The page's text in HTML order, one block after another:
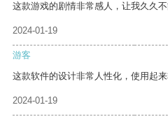
这款游戏的剧情非常感人，让我久久不
2024-01-19
游客
这款软件的设计非常人性化，使用起来
2024-01-19